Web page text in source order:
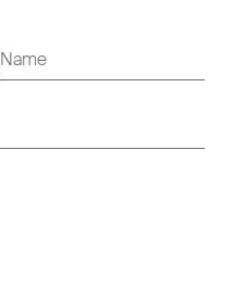
Name